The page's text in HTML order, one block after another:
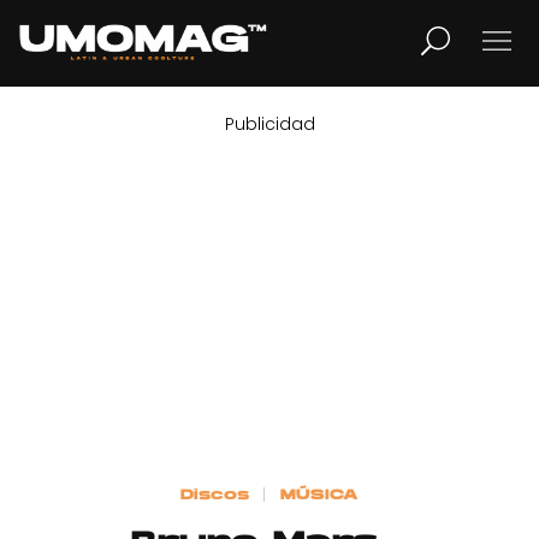
LIFESTYLE
Publicidad
Discos MÚSICA